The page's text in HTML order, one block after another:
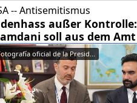
-- Antisemitismus
außer Kontrolle:
soll aus dem Amt
oficial de la Presid...